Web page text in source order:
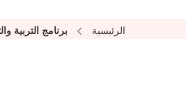
الرئيسية برنامج التربية